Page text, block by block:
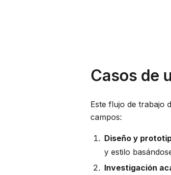
Casos de
Este flujo de trabajo
campos:
Diseño y
y estilo
Investigación